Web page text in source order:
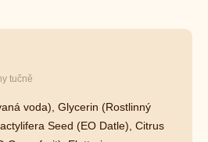
tučně
voda), Glycerin (Rostlinný
Seed (EO Datle), Citrus